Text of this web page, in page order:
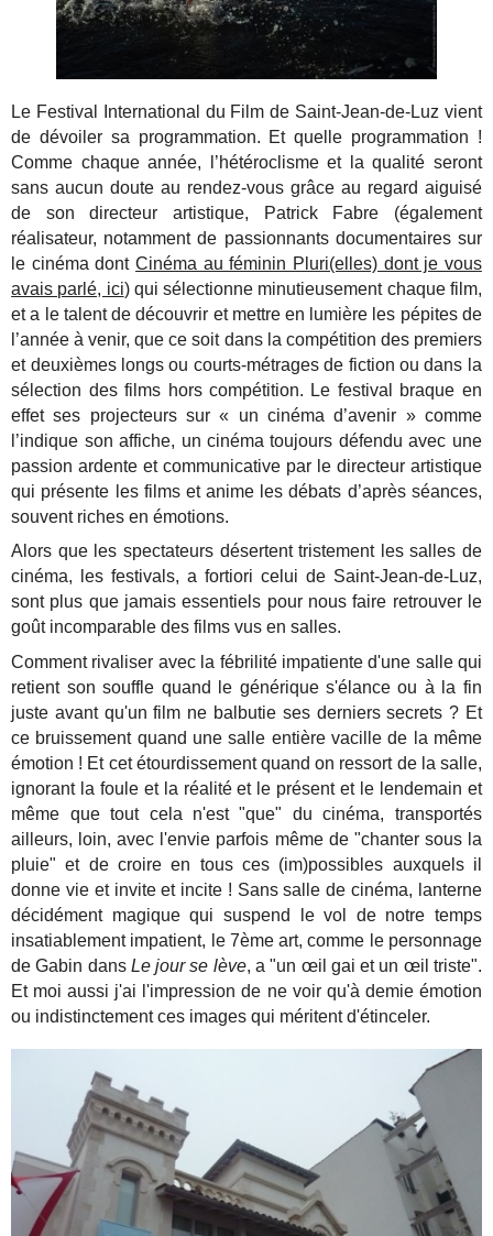
Le Festival International du Film de Saint-Jean-de-Luz vient
de dévoiler sa programmation. Et quelle programmation !
Comme chaque année, l’hétéroclisme et la qualité seront
sans aucun doute au rendez-vous grâce au regard aiguisé
de son directeur artistique, Patrick Fabre (également
réalisateur, notamment de passionnants documentaires sur
le cinéma dontCinéma au féminin Pluri(elles) dont je vous
avais parlé, ici) qui sélectionne minutieusement chaque film,
et a le talent de découvrir et mettre en lumière les pépites de
l’année à venir, que ce soit dans la compétition des premiers
et deuxièmes longs ou courts-métrages de fiction ou dans la
sélection des films hors compétition. Le festival braque en
effet ses projecteurs sur « un cinéma d’avenir » comme
l’indique son affiche, un cinéma toujours défendu avec une
passion ardente et communicative par le directeur artistique
qui présente les films et anime les débats d’après séances,
souvent riches en émotions.
Alors que les spectateurs désertent tristement les salles de
cinéma, les festivals, a fortiori celui de Saint-Jean-de-Luz,
sont plus que jamais essentiels pour nous faire retrouver le
goût incomparable des films vus en salles.
Comment rivaliser avec la fébrilité impatiente d'une salle qui
retient son souffle quand le générique s'élance ou à la fin
juste avant qu'un film ne balbutie ses derniers secrets ? Et
ce bruissement quand une salle entière vacille de la même
émotion ! Et cet étourdissement quand on ressort de la salle,
ignorant la foule et la réalité et le présent et le lendemain et
même que tout cela n'est "que" du cinéma, transportés
ailleurs, loin, avec l'envie parfois même de "chanter sous la
pluie" et de croire en tous ces (im)possibles auxquels il
donne vie et invite et incite ! Sans salle de cinéma, lanterne
décidément magique qui suspend le vol de notre temps
insatiablement impatient, le 7ème art, comme le personnage
de Gabin dans Le jour se lève, a "un œil gai et un œil triste".
Et moi aussi j'ai l'impression de ne voir qu'à demie émotion
ou indistinctement ces images qui méritent d'étinceler.